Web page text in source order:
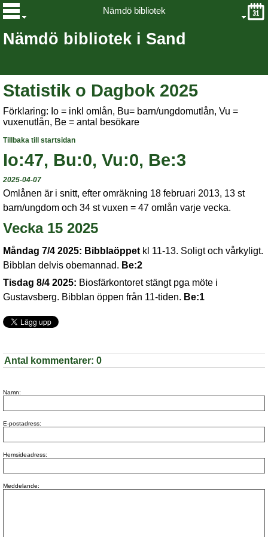
Nämdö bibliotek i Sand
Nämdö bibliotek
Statistik o Dagbok 2025
Förklaring: Io = inkl omlån, Bu= barn/ungdomutlån, Vu =
vuxenutlån, Be = antal besökare
Tillbaka till startsidan
Io:47, Bu:0, Vu:0, Be:3
2025-04-07
Omlånen är i snitt, efter omräkning 18 februari 2013, 13 st
barn/ungdom och 34 st vuxen = 47 omlån varje vecka.
Vecka 15 2025
Måndag 7/4 2025: Bibblaöppet kl 11-13. Soligt och vårkyligt.
Bibblan delvis obemannad. Be:2
Tisdag 8/4 2025: Biosfärkontoret stängt pga möte i
Gustavsberg. Bibblan öppen från 11-tiden. Be:1
Antal kommentarer: 0
Namn:
E-postadress:
Hemsideadress:
Meddelande: